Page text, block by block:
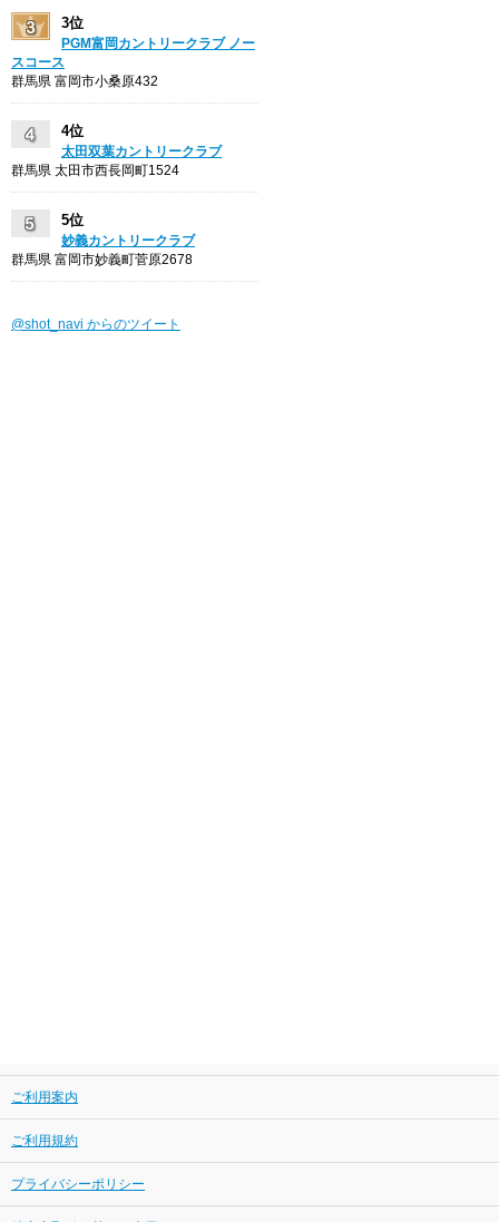
3位
PGM富岡カントリークラブ ノー
スコース
群馬県 富岡市小桑原432
4位
太田双葉カントリークラブ
群馬県 太田市西長岡町1524
5位
妙義カントリークラブ
群馬県 富岡市妙義町菅原2678
@shot_navi からのツイート
ご利用案内
ご利用規約
プライバシーポリシー